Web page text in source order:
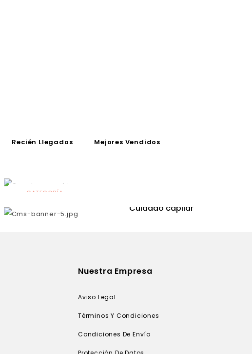
Recién Llegados Mejores Vendidos
CATEGORÍA
Cuidado capilar
Nuestra Empresa
Aviso Legal
Términos Y Condiciones
Condiciones De Envío